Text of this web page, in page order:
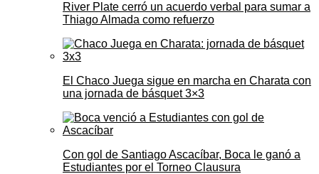
River Plate cerró un acuerdo verbal para sumar a
Thiago Almada como refuerzo
El Chaco Juega sigue en marcha en Charata con
una jornada de básquet 3×3
Con gol de Santiago Ascacíbar, Boca le ganó a
Estudiantes por el Torneo Clausura